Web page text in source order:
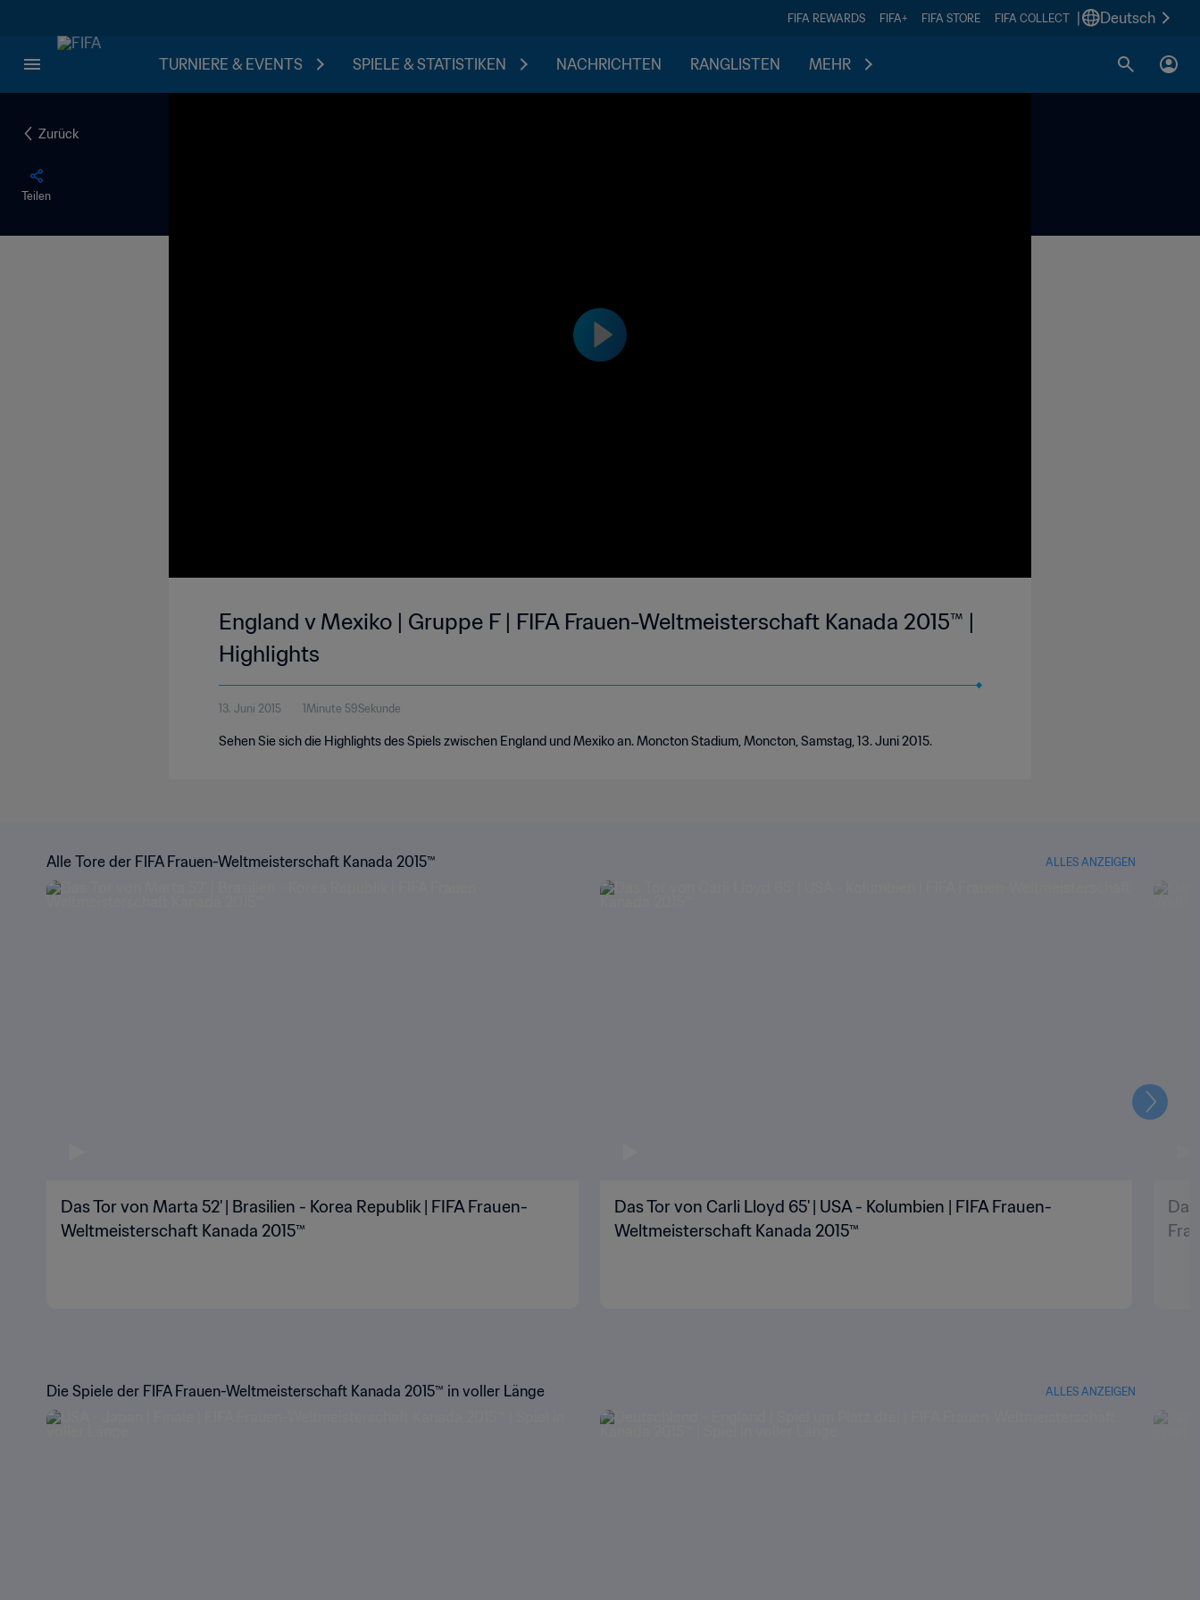
FIFA REWARDS FIFA+ FIFA STORE FIFA COLLECT Deutsch
TURNIERE & EVENTS SPIELE & STATISTIKEN NACHRICHTEN RANGLISTEN MEHR
Zurück
Teilen
England v Mexiko | Gruppe F | FIFA Frauen-Weltmeisterschaft Kanada 2015™ |
Highlights
13. Juni 2015 1Minute 59Sekunde
Sehen Sie sich die Highlights des Spiels zwischen England und Mexiko an. Moncton Stadium, Moncton, Samstag, 13. Juni 2015.
Alle Tore der FIFA Frauen-Weltmeisterschaft Kanada 2015™ ALLES ANZEIGEN
Das Tor von Marta 52' | Brasilien - Korea Republik | FIFA Frauen-
Weltmeisterschaft Kanada 2015™
Das Tor von Carli Lloyd 65' | USA - Kolumbien | FIFA Frauen-
Weltmeisterschaft Kanada 2015™
Weiter
Die Spiele der FIFA Frauen-Weltmeisterschaft Kanada 2015™ in voller Länge ALLES ANZEIGEN